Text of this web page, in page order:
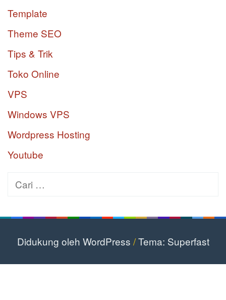
Template
Theme SEO
Tips & Trik
Toko Online
VPS
Windows VPS
Wordpress Hosting
Youtube
Cari
Didukung oleh WordPress /Tema: Superfast